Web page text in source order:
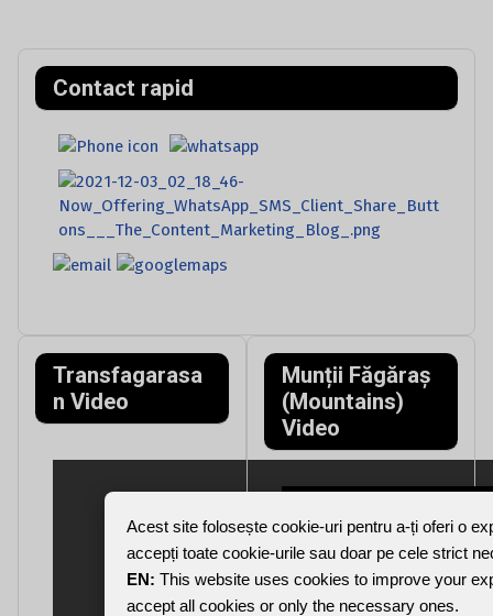
Contact rapid
Transfagarasa
n Video
Munții Făgăraș
(Mountains)
Video
Acest site folosește cookie-uri pentru a-ți oferi o
accepți toate cookie-urile sau doar pe cele strict
EN: This website uses cookies to improve your
accept all cookies or only the necessary ones.